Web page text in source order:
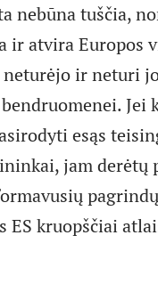
nebūna tuščia,
atvira Europos
ir neturi
Jei
esąs
jam derėtų
kruopščiai